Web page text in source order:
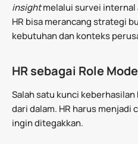
insightmelalui survei internal
HR bisa merancang strategi
kebutuhan dan konteks
HR sebagai Role
Salah satu kunci
dari dalam. HR harus menjadi
ingin ditegakkan.